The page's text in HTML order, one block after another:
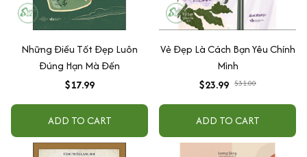
Những Điều Tốt Đẹp Luôn
Đúng Hạn Mà Đến
$17.99
ADD TO CART
Vẻ Đẹp Là Cách Bạn Yêu Chính
Mình
$23.99 $31.00
ADD TO CART